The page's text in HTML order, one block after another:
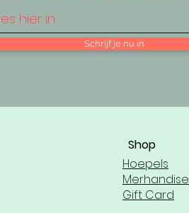
Schrijf je nu in
Shop
Merhandise
Gift Card
Hoepels